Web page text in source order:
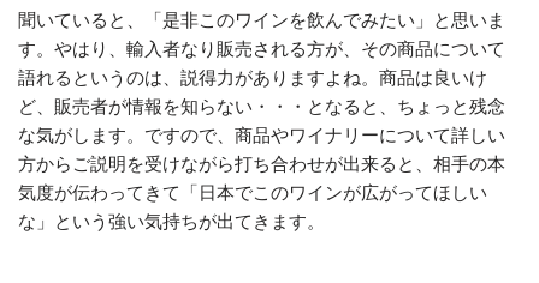
聞いていると、「是非このワインを飲んでみたい」と思いま
す。やはり、輸入者なり販売される方が、その商品について
語れるというのは、説得力がありますよね。商品は良いけ
ど、販売者が情報を知らない・・・となると、ちょっと残念
な気がします。ですので、商品やワイナリーについて詳しい
方からご説明を受けながら打ち合わせが出来ると、相手の本
気度が伝わってきて「日本でこのワインが広がってほしい
な」という強い気持ちが出てきます。